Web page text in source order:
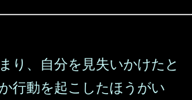
り、自分を見失いかけたと
行動を起こしたほうがい